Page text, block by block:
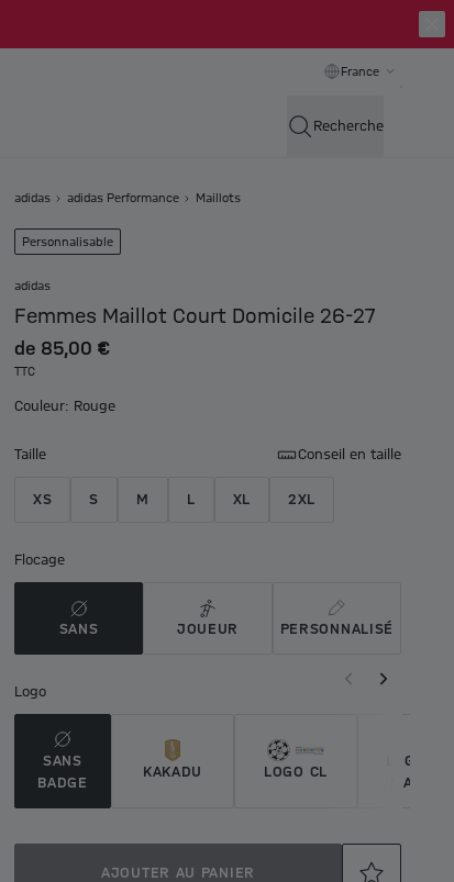
France
Recherche
adidas adidas Performance Maillots
Personnalisable
adidas
Femmes Maillot Court Domicile 26-27
de 85,00 €
TTC
Couleur: Rouge
Taille Conseil en taille
XS S M L XL 2XL
Flocage
SANS JOUEUR PERSONNALISÉ
Logo
SANS
BADGE
KAKADU LOGO CL
LOGO DU
MAÎTRE
AJOUTER AU PANIER